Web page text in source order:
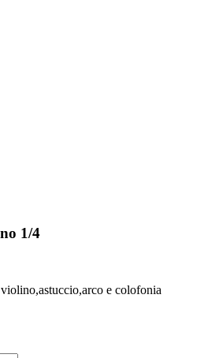
1/4
e colofonia